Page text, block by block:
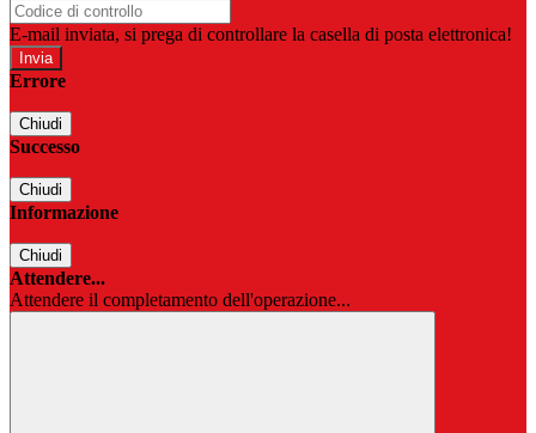
E-mail inviata, si prega di controllare la casella di posta elettronica!
Errore
Chiudi
Successo
Chiudi
Informazione
Chiudi
Attendere...
Attendere il completamento dell'operazione...